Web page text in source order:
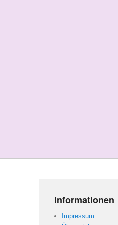
Informationen
Impressum